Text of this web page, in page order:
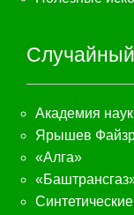
Академия наук
Ярышев
«Алга»